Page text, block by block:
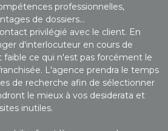
professionnelles,
de dossiers…
privilégié avec le client. En
d'interlocuteur en cours de
ce qui n'est pas forcément le
L'agence prendra le temps
de recherche afin de sélectionner
le mieux à vos desiderata et
inutiles.